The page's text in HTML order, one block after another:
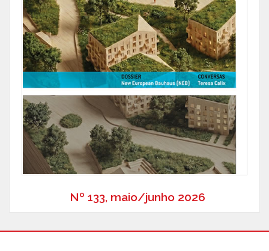
Nº 133, maio/junho 2026